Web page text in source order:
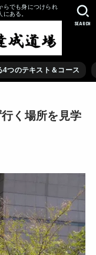
らでも身につけられ
ある。
つのテキスト＆コース
SEARCH
く場所を見学